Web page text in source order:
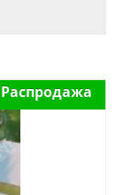
Распродажа